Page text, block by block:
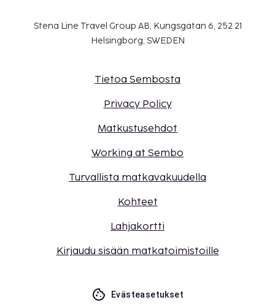
Stena Line Travel Group AB, Kungsgatan 6, 252 21
Helsingborg, SWEDEN
Tietoa Sembosta
Privacy Policy
Matkustusehdot
Working at Sembo
Turvallista matkavakuudella
Kohteet
Lahjakortti
Kirjaudu sisään matkatoimistoille
Evästeasetukset